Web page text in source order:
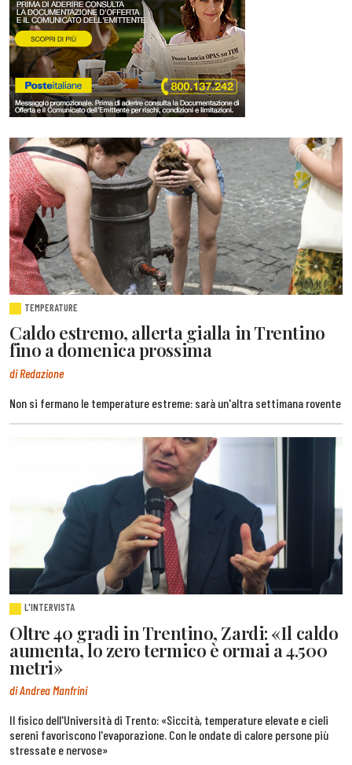
TEMPERATURE
Caldo estremo, allerta gialla in Trentino
fino a domenica prossima
di Redazione
Non si fermano le temperature estreme: sarà un'altra settimana rovente
L'INTERVISTA
Oltre 40 gradi in Trentino, Zardi: «Il caldo
aumenta, lo zero termico è ormai a 4.500
metri»
di Andrea Manfrini
Il fisico dell'Università di Trento: «Siccità, temperature elevate e cieli
sereni favoriscono l'evaporazione. Con le ondate di calore persone più
stressate e nervose»